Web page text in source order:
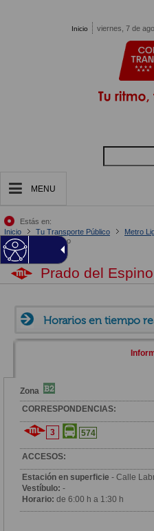
Inicio viernes, 7 de
MENU
Estás en:
Inicio
Tu Transporte Público Metro
Prado del Espino
Prado del Espino
Horarios en tiempo
Zona
CORRESPONDENCIAS:
3 574
ACCESOS:
Estación en superficie - Calle
Vestíbulo: -
Horario: de 6:00 h a 1:30 h